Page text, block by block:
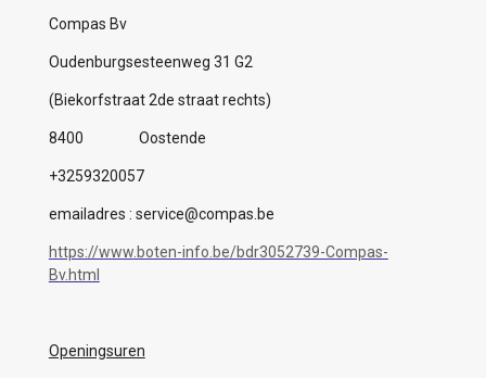
Compas Bv
Oudenburgsesteenweg 31 G2
(Biekorfstraat 2de straat rechts)
8400 Oostende
+3259320057
emailadres : service@compas.be
https://www.boten-info.be/bdr3052739-Compas-
Bv.html
Openingsuren